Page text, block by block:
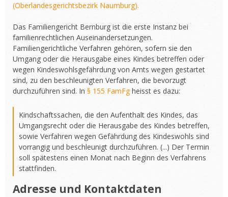
(Oberlandesgerichtsbezirk Naumburg).
Das Familiengericht Bernburg ist die erste Instanz bei
familienrechtlichen Auseinandersetzungen.
Familiengerichtliche Verfahren gehören, sofern sie den
Umgang oder die Herausgabe eines Kindes betreffen oder
wegen Kindeswohlsgefährdung von Amts wegen gestartet
sind, zu den beschleunigten Verfahren, die bevorzugt
durchzuführen sind. In § 155 FamFgheisst es dazu:
Kindschaftssachen, die den Aufenthalt des Kindes, das
Umgangsrecht oder die Herausgabe des Kindes betreffen,
sowie Verfahren wegen Gefährdung des Kindeswohls sind
vorrangig und beschleunigt durchzuführen. (...) Der Termin
soll spätestens einen Monat nach Beginn des Verfahrens
stattfinden.
Adresse und Kontaktdaten